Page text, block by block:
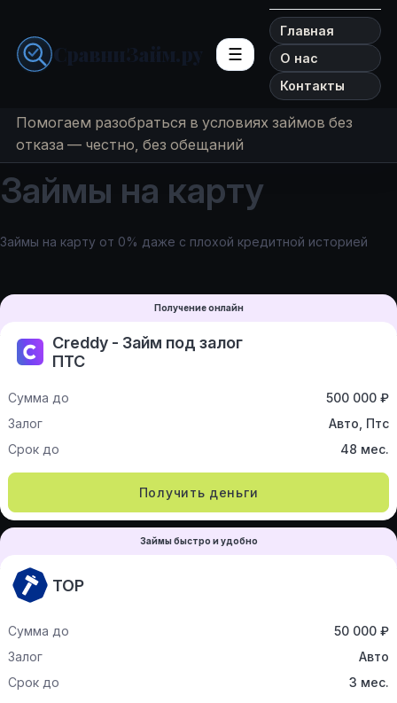
СравниЗайм.ру ☰
Главная
О нас
Контакты
Помогаем разобраться в условиях займов без
отказа — честно, без обещаний
Займы на карту
Займы на карту от 0% даже с плохой кредитной историей
Получение онлайн
Creddy - Займ под залог
ПТС
Сумма до
500 000 ₽
Залог
Авто, Птс
Срок до
48 мес.
Получить деньги
Займы быстро и удобно
ТОР
Сумма до
50 000 ₽
Залог
Авто
Срок до
3 мес.